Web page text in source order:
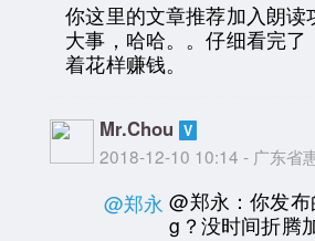
你这里的文章推荐加入朗
大事，哈哈。。仔细看完
着花样赚钱。
Mr.Chou
2018-12-10 10:14 - 广东省
@郑永 @郑永：你发
g？没时间折腾